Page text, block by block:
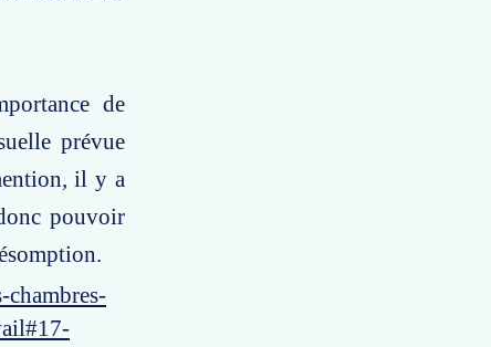
de
prévue
il y a
pouvoir